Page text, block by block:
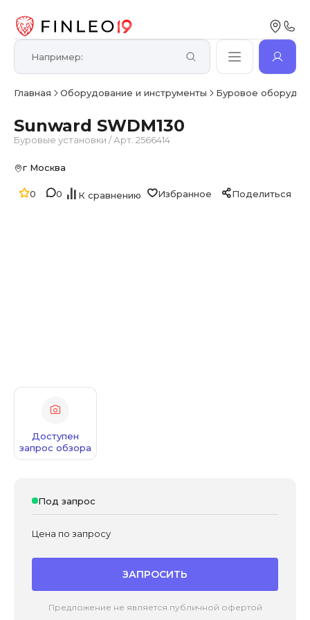
Главная Оборудование и инструменты Буровое
Sunward SWDM130
Буровые установки /Арт. 2566414
0 0 К сравнению Избранное Поделиться
г Москва
Доступен
запрос обзора
Под запрос
Цена по запросу
ЗАПРОСИТЬ
Предложение не является публичной офертой